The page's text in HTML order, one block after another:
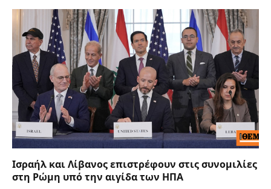
Ισραήλ και Λίβανος επιστρέφουν στις συνομιλίες
στη Ρώμη υπό την αιγίδα των ΗΠΑ